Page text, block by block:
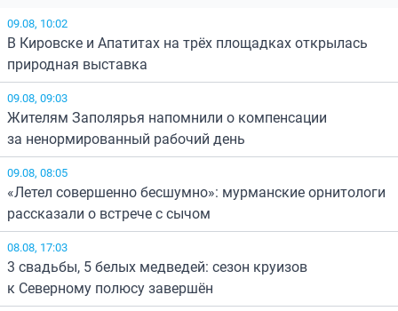
09.08, 10:02
В Кировске и Апатитах на трёх площадках открылась
природная выставка
09.08, 09:03
Жителям Заполярья напомнили о компенсации
за ненормированный рабочий день
09.08, 08:05
«Летел совершенно бесшумно»: мурманские орнитологи
рассказали о встрече с сычом
08.08, 17:03
3 свадьбы, 5 белых медведей: сезон круизов
к Северному полюсу завершён